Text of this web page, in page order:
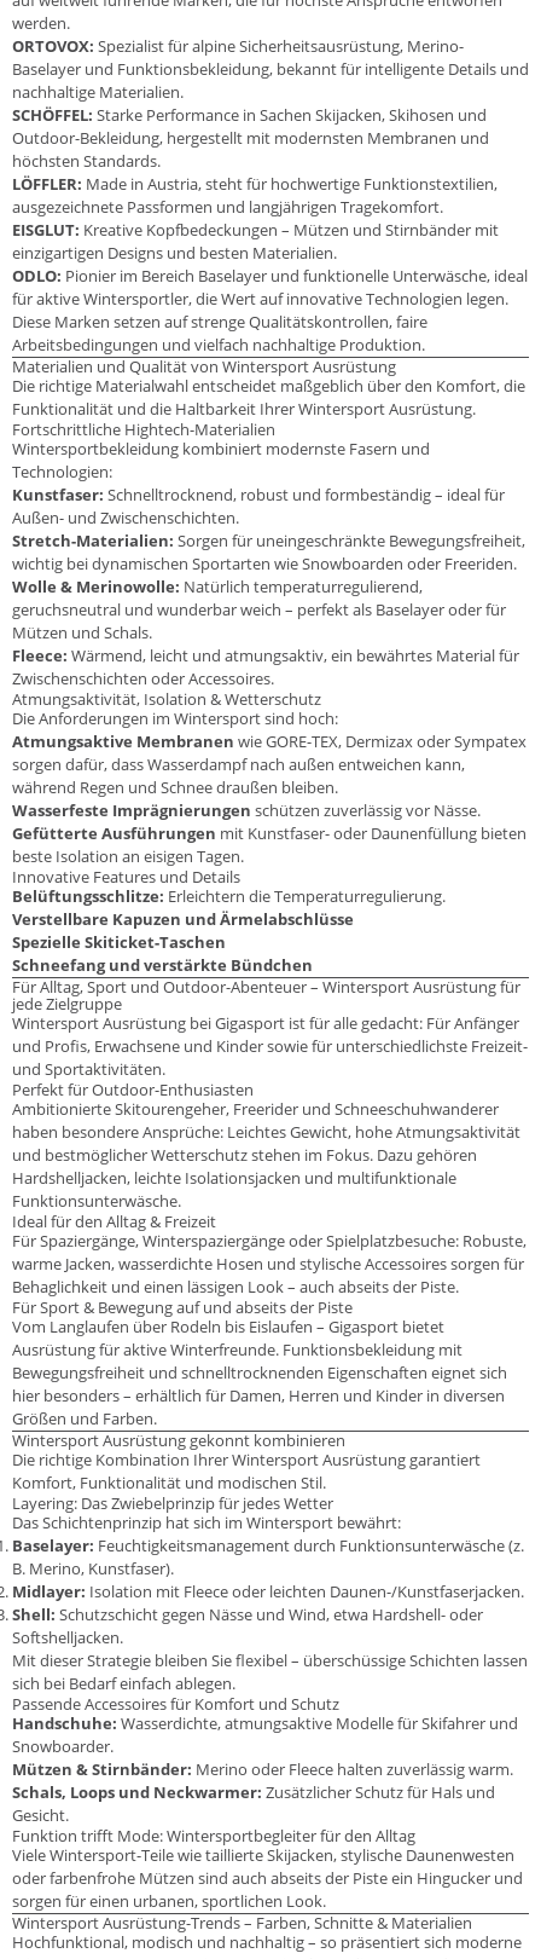
werden.
ORTOVOX: Spezialist für alpine Sicherheitsausrüstung, Merino-
Baselayer und Funktionsbekleidung, bekannt für intelligente Details und
nachhaltige Materialien.
SCHÖFFEL: Starke Performance in Sachen Skijacken, Skihosen und
Outdoor-Bekleidung, hergestellt mit modernsten Membranen und
höchsten Standards.
LÖFFLER: Made in Austria, steht für hochwertige Funktionstextilien,
ausgezeichnete Passformen und langjährigen Tragekomfort.
EISGLUT: Kreative Kopfbedeckungen – Mützen und Stirnbänder mit
einzigartigen Designs und besten Materialien.
ODLO: Pionier im Bereich Baselayer und funktionelle Unterwäsche, ideal
für aktive Wintersportler, die Wert auf innovative Technologien legen.
Diese Marken setzen auf strenge Qualitätskontrollen, faire
Arbeitsbedingungen und vielfach nachhaltige Produktion.
Materialien und Qualität von Wintersport Ausrüstung
Die richtige Materialwahl entscheidet maßgeblich über den Komfort, die
Funktionalität und die Haltbarkeit Ihrer Wintersport Ausrüstung.
Fortschrittliche Hightech-Materialien
Wintersportbekleidung kombiniert modernste Fasern und
Technologien:
Kunstfaser: Schnelltrocknend, robust und formbeständig – ideal für
Außen- und Zwischenschichten.
Stretch-Materialien: Sorgen für uneingeschränkte Bewegungsfreiheit,
wichtig bei dynamischen Sportarten wie Snowboarden oder Freeriden.
Wolle & Merinowolle: Natürlich temperaturregulierend,
geruchsneutral und wunderbar weich – perfekt als Baselayer oder für
Mützen und Schals.
Fleece: Wärmend, leicht und atmungsaktiv, ein bewährtes Material für
Zwischenschichten oder Accessoires.
Atmungsaktivität, Isolation & Wetterschutz
Die Anforderungen im Wintersport sind hoch:
Atmungsaktive Membranen wie GORE-TEX, Dermizax oder Sympatex
sorgen dafür, dass Wasserdampf nach außen entweichen kann,
während Regen und Schnee draußen bleiben.
Wasserfeste Imprägnierungen schützen zuverlässig vor Nässe.
Gefütterte Ausführungen mit Kunstfaser- oder Daunenfüllung bieten
beste Isolation an eisigen Tagen.
Innovative Features und Details
Belüftungsschlitze: Erleichtern die Temperaturregulierung.
Verstellbare Kapuzen und Ärmelabschlüsse
Spezielle Skiticket-Taschen
Schneefang und verstärkte Bündchen
Für Alltag, Sport und Outdoor-Abenteuer – Wintersport Ausrüstung für
jede Zielgruppe
Wintersport Ausrüstung bei Gigasport ist für alle gedacht: Für Anfänger
und Profis, Erwachsene und Kinder sowie für unterschiedlichste Freizeit-
und Sportaktivitäten.
Perfekt für Outdoor-Enthusiasten
Ambitionierte Skitourengeher, Freerider und Schneeschuhwanderer
haben besondere Ansprüche: Leichtes Gewicht, hohe Atmungsaktivität
und bestmöglicher Wetterschutz stehen im Fokus. Dazu gehören
Hardshelljacken, leichte Isolationsjacken und multifunktionale
Funktionsunterwäsche.
Ideal für den Alltag & Freizeit
Für Spaziergänge, Winterspaziergänge oder Spielplatzbesuche: Robuste,
warme Jacken, wasserdichte Hosen und stylische Accessoires sorgen für
Behaglichkeit und einen lässigen Look – auch abseits der Piste.
Für Sport & Bewegung auf und abseits der Piste
Vom Langlaufen über Rodeln bis Eislaufen – Gigasport bietet
Ausrüstung für aktive Winterfreunde. Funktionsbekleidung mit
Bewegungsfreiheit und schnelltrocknenden Eigenschaften eignet sich
hier besonders – erhältlich für Damen, Herren und Kinder in diversen
Größen und Farben.
Wintersport Ausrüstung gekonnt kombinieren
Die richtige Kombination Ihrer Wintersport Ausrüstung garantiert
Komfort, Funktionalität und modischen Stil.
Layering: Das Zwiebelprinzip für jedes Wetter
Das Schichtenprinzip hat sich im Wintersport bewährt:
Baselayer: Feuchtigkeitsmanagement durch Funktionsunterwäsche (z.
B. Merino, Kunstfaser).
Midlayer: Isolation mit Fleece oder leichten Daunen-/Kunstfaserjacken.
Shell: Schutzschicht gegen Nässe und Wind, etwa Hardshell- oder
Softshelljacken.
Mit dieser Strategie bleiben Sie flexibel – überschüssige Schichten lassen
sich bei Bedarf einfach ablegen.
Passende Accessoires für Komfort und Schutz
Handschuhe: Wasserdichte, atmungsaktive Modelle für Skifahrer und
Snowboarder.
Mützen & Stirnbänder: Merino oder Fleece halten zuverlässig warm.
Schals, Loops und Neckwarmer: Zusätzlicher Schutz für Hals und
Gesicht.
Funktion trifft Mode: Wintersportbegleiter für den Alltag
Viele Wintersport-Teile wie taillierte Skijacken, stylische Daunenwesten
oder farbenfrohe Mützen sind auch abseits der Piste ein Hingucker und
sorgen für einen urbanen, sportlichen Look.
Wintersport Ausrüstung-Trends – Farben, Schnitte & Materialien
Hochfunktional, modisch und nachhaltig – so präsentiert sich moderne